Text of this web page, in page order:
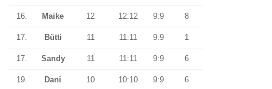
16. Maike 12 12:12 9:9 8
17. Bütti 11 11:11 9:9 1
17. Sandy 11 11:11 9:9 6
19. Dani 10 10:10 9:9 6